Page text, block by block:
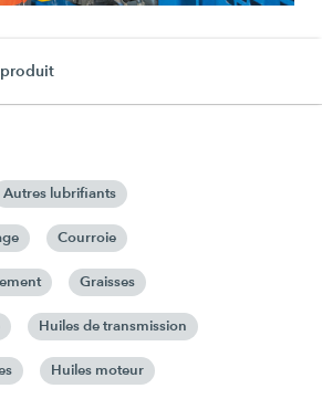
Autres lubrifiants
Courroie
Graisses
Huiles de transmission
Huiles moteur